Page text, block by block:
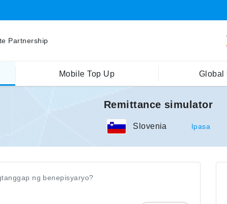
Partnership
Mobile Top Up Global
Remittance simulator
Slovenia Ipasa
ng benepisyaryo?